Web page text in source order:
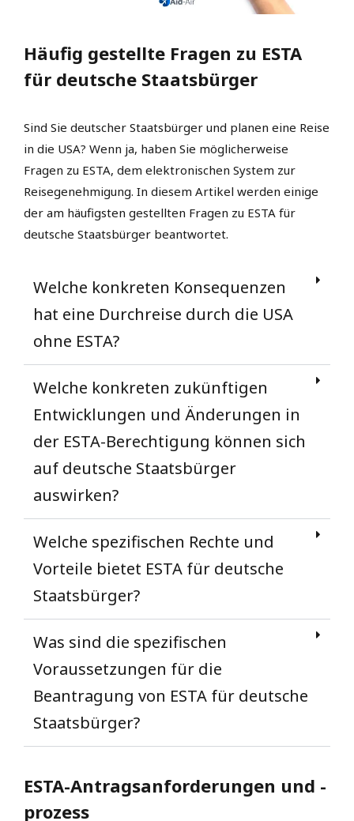
Häufig gestellte Fragen zu ESTA
für deutsche Staatsbürger
Sind Sie deutscher Staatsbürger und planen eine Reise
in die USA? Wenn ja, haben Sie möglicherweise
Fragen zu ESTA, dem elektronischen System zur
Reisegenehmigung. In diesem Artikel werden einige
der am häufigsten gestellten Fragen zu ESTA für
deutsche Staatsbürger beantwortet.
Welche konkreten Konsequenzen
hat eine Durchreise durch die USA
ohne ESTA?
Welche konkreten zukünftigen
Entwicklungen und Änderungen in
der ESTA-Berechtigung können sich
auf deutsche Staatsbürger
auswirken?
Welche spezifischen Rechte und
Vorteile bietet ESTA für deutsche
Staatsbürger?
Was sind die spezifischen
Voraussetzungen für die
Beantragung von ESTA für deutsche
Staatsbürger?
ESTA-Antragsanforderungen und -
prozess